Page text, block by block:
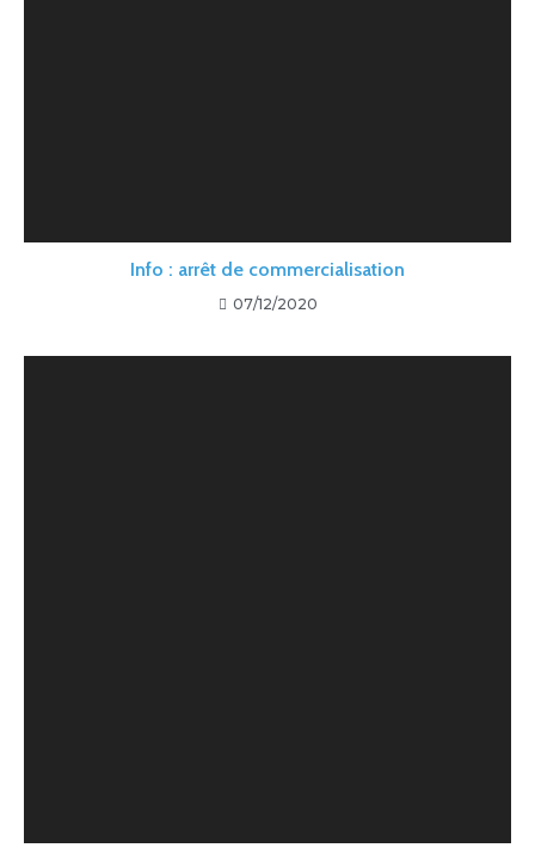
Info : arrêt de commercialisation
07/12/2020